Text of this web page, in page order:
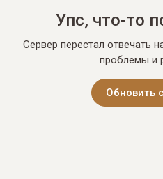
Упс, что-то
Сервер перестал отвечать
проблемы и
Обновить